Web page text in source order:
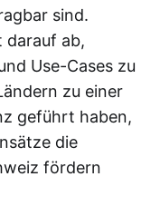
sind.
darauf ab,
Use-Cases zu
zu einer
geführt haben,
die
fördern